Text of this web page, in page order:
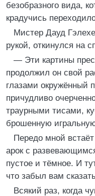
безобразного вида,
крадучись
Мистер Дауд
рукой, откинулся на
— Эти картины
продолжил он свой
глазами окружённый
причудливо
траурными тисами,
брошенную
Передо мной
арок с
пустое и тёмное. И
что забыл вам
Всякий раз, когда